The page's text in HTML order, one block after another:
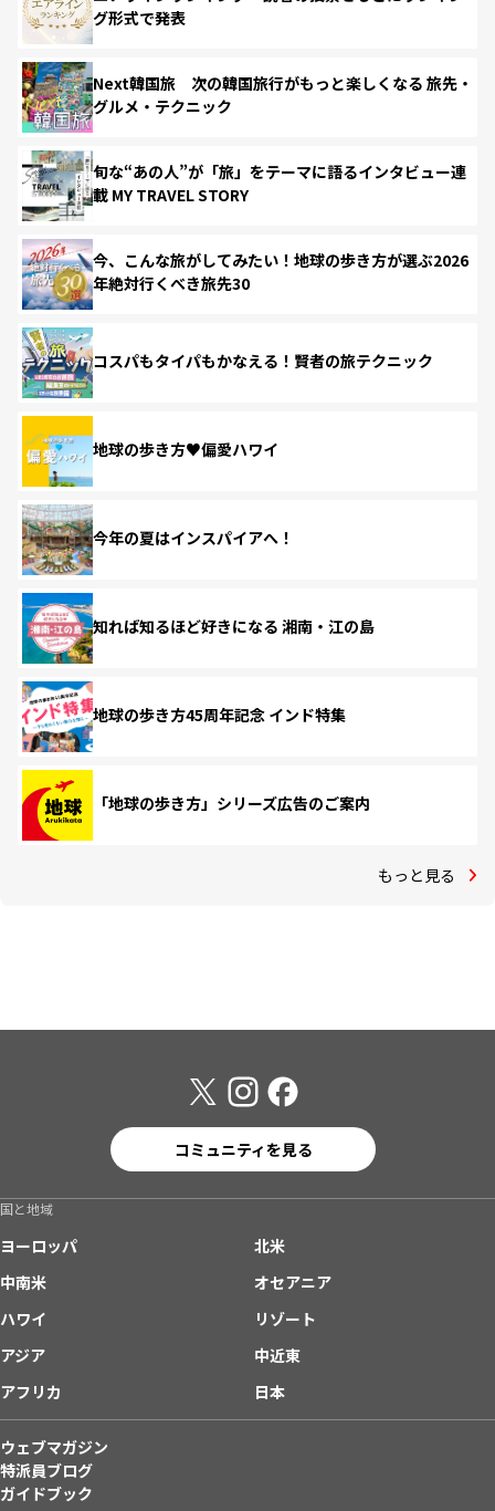
グ形式で発表
Next韓国旅 次の韓国旅行がもっと楽しくなる 旅先・
グルメ・テクニック
旬な“あの人”が「旅」をテーマに語るインタビュー連
載 MY TRAVEL STORY
今、こんな旅がしてみたい！地球の歩き方が選ぶ2026
年絶対行くべき旅先30
コスパもタイパもかなえる！賢者の旅テクニック
地球の歩き方♥偏愛ハワイ
今年の夏はインスパイアへ！
知れば知るほど好きになる 湘南・江の島
地球の歩き方45周年記念 インド特集
「地球の歩き方」シリーズ広告のご案内
もっと見る
コミュニティを見る
国と地域
ヨーロッパ
北米
中南米
オセアニア
ハワイ
リゾート
アジア
中近東
アフリカ
日本
ウェブマガジン
特派員ブログ
ガイドブック